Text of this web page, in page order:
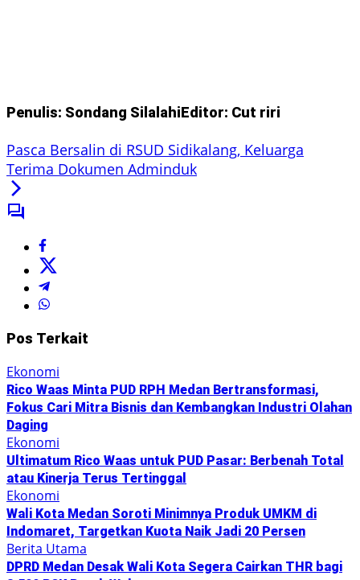
Penulis: Sondang SilalahiEditor: Cut riri
Pasca Bersalin di RSUD Sidikalang, Keluarga
Terima Dokumen Adminduk
Pos Terkait
Ekonomi
Rico Waas Minta PUD RPH Medan Bertransformasi,
Fokus Cari Mitra Bisnis dan Kembangkan Industri Olahan
Daging
Ekonomi
Ultimatum Rico Waas untuk PUD Pasar: Berbenah Total
atau Kinerja Terus Tertinggal
Ekonomi
Wali Kota Medan Soroti Minimnya Produk UMKM di
Indomaret, Targetkan Kuota Naik Jadi 20 Persen
Berita Utama
DPRD Medan Desak Wali Kota Segera Cairkan THR bagi